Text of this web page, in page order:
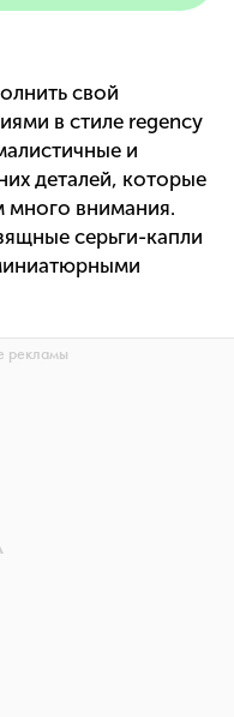
свой
в стиле regency
и
деталей, которые
много внимания.
серьги-капли